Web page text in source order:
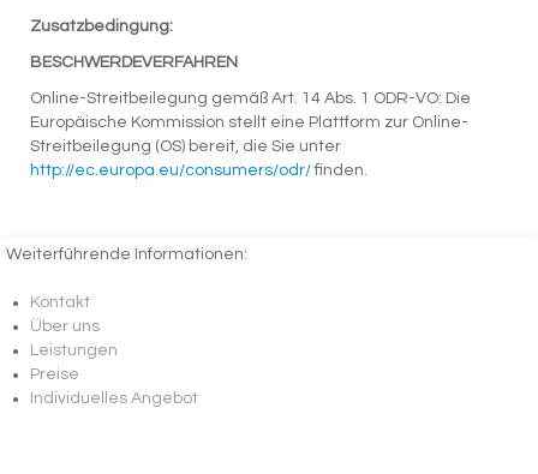
Zusatzbedingung:
BESCHWERDEVERFAHREN
Online-Streitbeilegung gemäß Art. 14 Abs. 1 ODR-VO: Die
Europäische Kommission stellt eine Plattform zur Online-
Streitbeilegung (OS) bereit, die Sie unter
http://ec.europa.eu/consumers/odr/finden.
Weiterführende Informationen:
Kontakt
Über uns
Leistungen
Preise
Individuelles Angebot